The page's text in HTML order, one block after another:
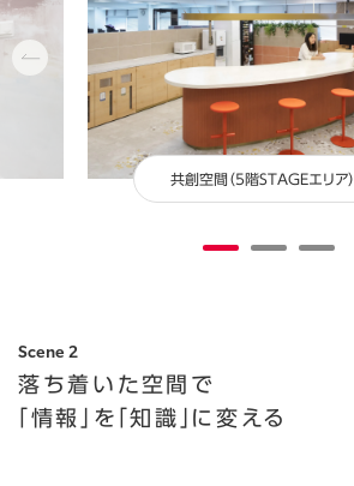
共創空間（5階STAGEエリア）
Scene 2
落ち着いた空間で
「情報」を「知識」に変える